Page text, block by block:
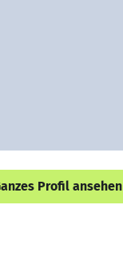
Profil ansehen